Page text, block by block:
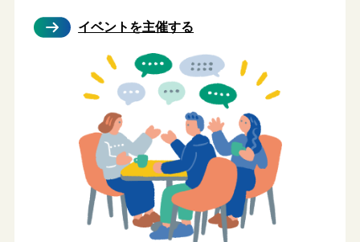
イベントを主催する